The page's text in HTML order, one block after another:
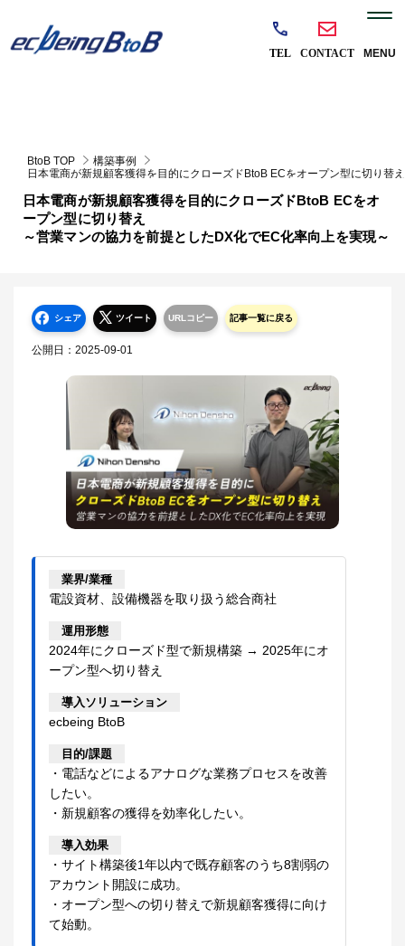
BtoB TOP
構築事例
日本電商が新規顧客獲得を目的にクローズドBtoB ECをオープン型に切り替え
日本電商が新規顧客獲得を目的にクローズドBtoB ECをオ
ープン型に切り替え
～営業マンの協力を前提としたDX化でEC化率向上を実現～
シェア ツイート URLコピー 記事一覧に戻る
公開日： 2025-09-01
業界/業種
電設資材、設備機器を取り扱う総合商社
運用形態
2024年にクローズド型で新規構築 → 2025年にオ
ープン型へ切り替え
導入ソリューション
ecbeing BtoB
目的/課題
・電話などによるアナログな業務プロセスを改善
したい。
・新規顧客の獲得を効率化したい。
導入効果
・サイト構築後1年以内で既存顧客のうち8割弱の
アカウント開設に成功。
・オープン型への切り替えで新規顧客獲得に向け
て始動。